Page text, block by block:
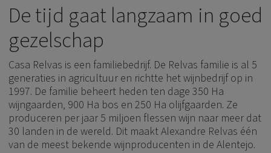
De tijd gaat langzaam in goed
gezelschap
Casa Relvas is een familiebedrijf. De Relvas familie is al 5
generaties in agricultuur en richtte het wijnbedrijf op in
1997. De familie beheert heden ten dage 350 Ha
wijngaarden, 900 Ha bos en 250 Ha olijfgaarden. Ze
produceren per jaar 5 miljoen flessen wijn naar meer dat
30 landen in de wereld. Dit maakt Alexandre Relvas één
van de meest bekende wijnproducenten in de Alentejo.